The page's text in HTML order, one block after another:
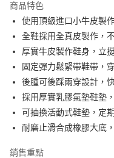
合作金庫商業銀行
華南商業銀行
上海商業儲蓄銀行
國泰世華商業銀行
臺灣中小企業銀行
匯豐（台灣）商業銀行
聯邦商業銀行
元大商業銀行
玉山商業銀行
台新國際商業銀行
超商取貨付款
LINE Pay
Apple Pay
街口支付
Google Pay
全盈+PAY
商品特色
使用頂級進口小牛皮製
全鞋採用全真皮製作，
厚實牛皮製作鞋身，立
固定彈力鬆緊帶鞋帶，
後腫可後踩兩穿設計，
採用厚實乳膠氣墊鞋墊
可抽換活動式鞋墊，定
耐磨止滑合成橡膠大底
銷售重點